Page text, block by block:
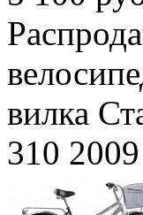
вилка
310 2009